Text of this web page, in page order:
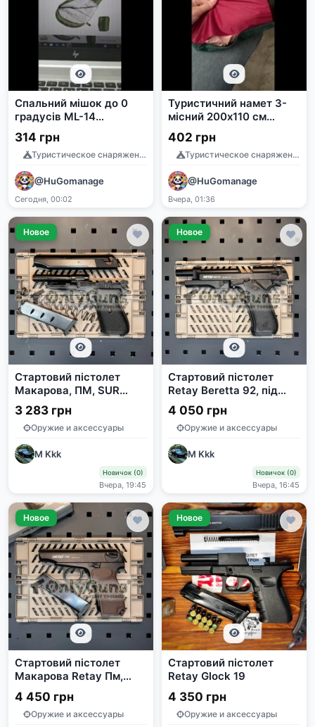
Спальний мішок до 0
градусів ML-14
(210x75см)
314 грн
Туристическое снаряжение
@HuGomanage
Сегодня, 00:02
Туристичний намет 3-
місний 200х110 см
зелений
402 грн
Туристическое снаряжение
@HuGomanage
Вчера, 01:36
Новое
Стартовий пістолет
Макарова, ПМ, SUR
2608, під холостий
патрон 9мм
3 283 грн
Оружие и аксессуары
M Kkk
Новичок (0)
Вчера, 19:45
Новое
Стартовий пістолет
Retay Beretta 92, під
холостий патрон
4 050 грн
Оружие и аксессуары
M Kkk
Новичок (0)
Вчера, 16:45
Новое
Стартовий пістолет
Макарова Retay Пм,
пістолет під холостий
патрон
4 450 грн
Оружие и аксессуары
Новое
Cтартовий пістолет
Retay Glock 19
4 350 грн
Оружие и аксессуары